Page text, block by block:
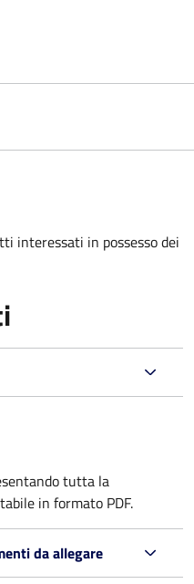
interessati in possesso dei
tutta la
in formato PDF.
da allegare